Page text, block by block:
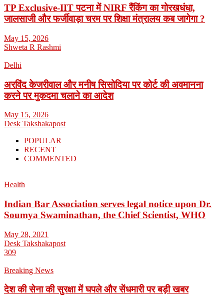
TP Exclusive-IIT पटना में NIRF रैंकिंग का गोरखधंधा,
जालसाजी और फर्जीवाड़ा चरम पर शिक्षा मंत्रालय कब जागेगा ?
May 15, 2026
Shweta R Rashmi
Delhi
अरविंद केजरीवाल और मनीष सिसोदिया पर कोर्ट की अवमानना
करने पर मुकदमा चलाने का आदेश
May 15, 2026
Desk Takshakapost
POPULAR
RECENT
COMMENTED
Health
Indian Bar Association serves legal notice upon Dr.
Soumya Swaminathan, the Chief Scientist, WHO
May 28, 2021
Desk Takshakapost
309
Breaking News
देश की सेना की सुरक्षा में घपले और सेंधमारी पर बड़ी खबर